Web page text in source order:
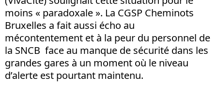
moins « paradoxale ». La CGSP Cheminots
Bruxelles a fait aussi écho au
mécontentement et à la peur du personnel de
la SNCB face au manque de sécurité dans les
grandes gares à un moment où le niveau
d’alerte est pourtant maintenu.